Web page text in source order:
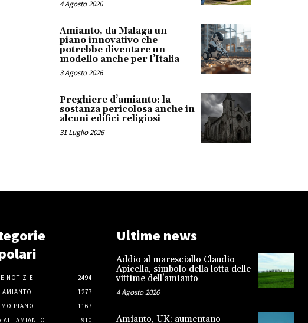
4 Agosto 2026
Amianto, da Malaga un
piano innovativo che
potrebbe diventare un
modello anche per l’Italia
3 Agosto 2026
Preghiere d’amianto: la
sostanza pericolosa anche in
alcuni edifici religiosi
31 Luglio 2026
NOTIZIE
2494
AMIANTO
1277
PIANO
1167
ALL'AMIANTO
910
Ultime news
Addio al maresciallo Claudio
Apicella, simbolo della lotta delle
vittime dell’amianto
4 Agosto 2026
Amianto, UK: aumentano